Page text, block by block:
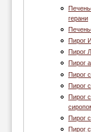
герани
Пирог
Пирог
Пирог
Пирог
Пирог
Пирог
Пирог
Пирог